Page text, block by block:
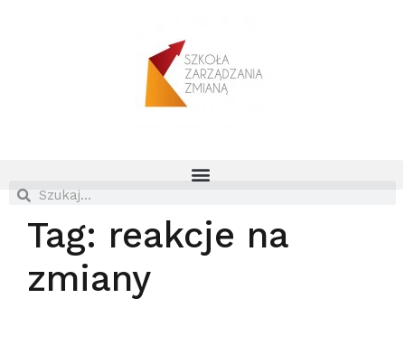
Tag: reakcje na
zmiany